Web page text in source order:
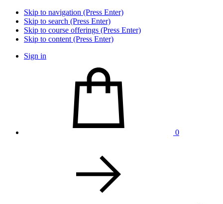
Skip to navigation (Press Enter)
Skip to search (Press Enter)
Skip to course offerings (Press Enter)
Skip to content (Press Enter)
Sign in
0